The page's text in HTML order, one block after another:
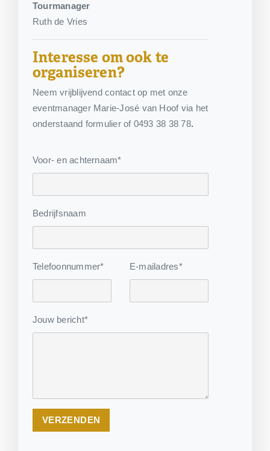
Tourmanager
Ruth de Vries
Interesse om ook te
organiseren?
Neem vrijblijvend contact op met onze
eventmanager Marie-José van Hoof via het
onderstaand formulier of 0493 38 38 78.
Voor- en achternaam*
Bedrijfsnaam
Telefoonnummer* E-mailadres*
Jouw bericht*